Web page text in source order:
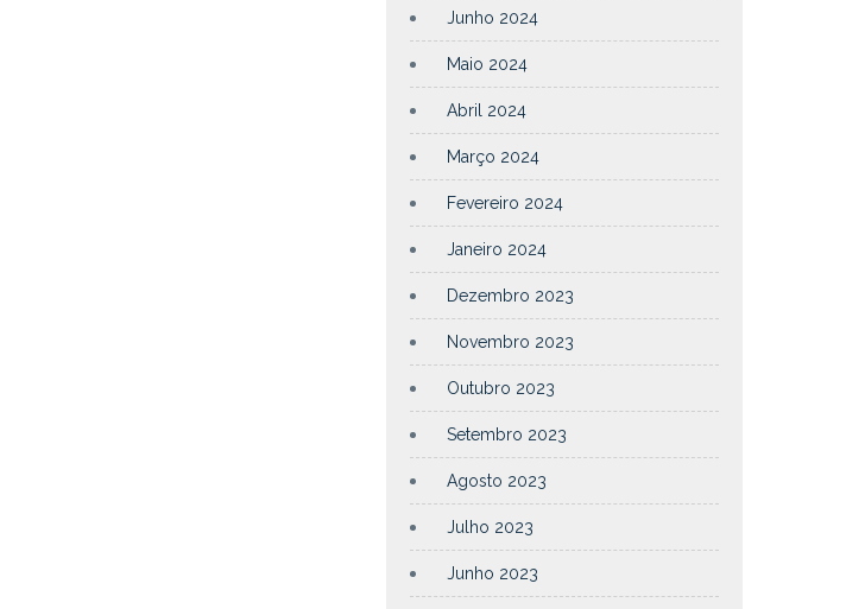
Junho 2024
Maio 2024
Abril 2024
Março 2024
Fevereiro 2024
Janeiro 2024
Dezembro 2023
Novembro 2023
Outubro 2023
Setembro 2023
Agosto 2023
Julho 2023
Junho 2023